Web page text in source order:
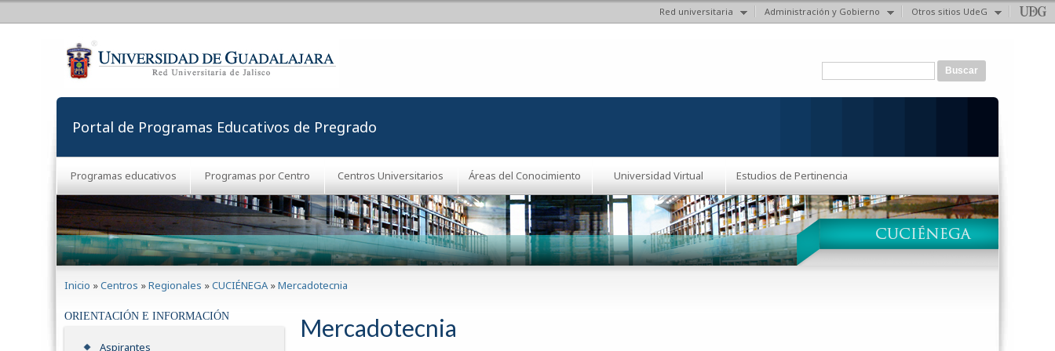
Red universitaria Administración y Gobierno Otros sitios UdeG
Formulario de búsqueda
Portal de Programas Educativos de Pregrado
Programas educativos Programas por Centro Centros Universitarios Áreas del Conocimiento Universidad Virtual Estudios de Pertinencia
Inicio »Centros »Regionales »CUCIÉNEGA »Mercadotecnia
ORIENTACIÓN E INFORMACIÓN
Aspirantes
Mercadotecnia